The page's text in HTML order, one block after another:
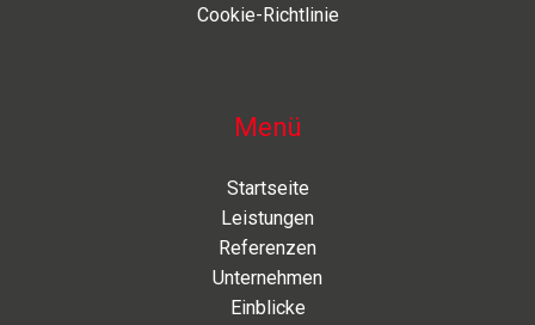
Cookie-Richtlinie
Menü
Startseite
Leistungen
Referenzen
Unternehmen
Einblicke